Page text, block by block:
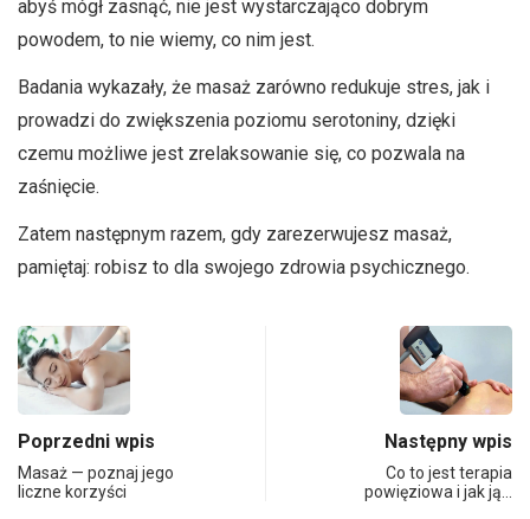
abyś mógł zasnąć, nie jest wystarczająco dobrym
powodem, to nie wiemy, co nim jest.
Badania wykazały, że masaż zarówno redukuje stres, jak i
prowadzi do zwiększenia poziomu serotoniny, dzięki
czemu możliwe jest zrelaksowanie się, co pozwala na
zaśnięcie.
Zatem następnym razem, gdy zarezerwujesz masaż,
pamiętaj: robisz to dla swojego zdrowia psychicznego.
Poprzedni wpis
Masaż — poznaj jego
liczne korzyści
Następny wpis
Co to jest terapia
powięziowa i jak ją…